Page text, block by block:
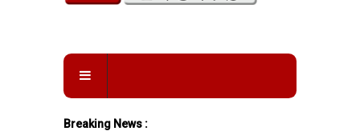
Breaking News :